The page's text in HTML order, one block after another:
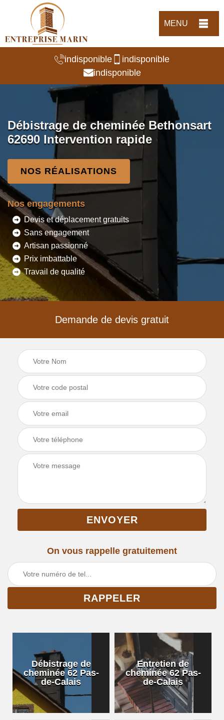
MENU
indisponible
indisponible
indisponible
Débistrage de cheminée Bethonsart
62690 Intervention rapide
NOS RÉALISATIONS
Nos engagements
Devis et déplacement gratuits
Sans engagement
Artisan passionné
Prix imbattable
Travail de qualité
Demande de devis gratuit
On vous rappelle gratuitement
Débistrage de
cheminée 62 Pas-
de-Calais
Entretien de
cheminée 62 Pas-
de-Calais